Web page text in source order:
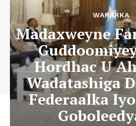
WARARKA
Madaxweyne
Hordhac U
Wadatashiga
Federaalka